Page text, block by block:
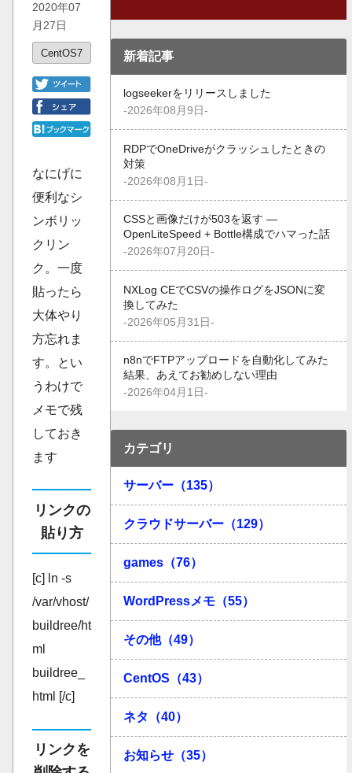
2020年07
月27日
CentOS7
なにげに
便利なシ
ンボリッ
クリン
ク。一度
貼ったら
大体やり
方忘れま
す。とい
うわけで
メモで残
しておき
ます
リンクの
貼り方
[c] ln -s
/var/vhost/
buildree/ht
ml
buildree_
html [/c]
リンクを
新着記事
logseekerをリリースしました
-2026年08月9日-
RDPでOneDriveがクラッシュしたときの
対策
-2026年08月1日-
CSSと画像だけが503を返す —
OpenLiteSpeed + Bottle構成でハマった話
-2026年07月20日-
NXLog CEでCSVの操作ログをJSONに変
換してみた
-2026年05月31日-
n8nでFTPアップロードを自動化してみた
結果、あえてお勧めしない理由
-2026年04月1日-
カテゴリ
サーバー（135）
クラウドサーバー（129）
games（76）
WordPressメモ（55）
その他（49）
CentOS（43）
ネタ（40）
お知らせ（35）